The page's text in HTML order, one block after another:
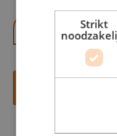
06 13 28
Strikt